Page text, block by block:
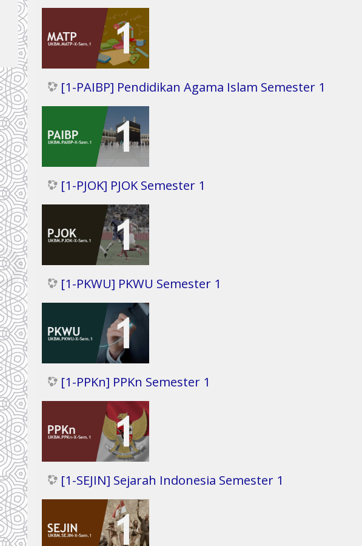
[1-PAIBP] Pendidikan Agama Islam Semester 1
[1-PJOK] PJOK Semester 1
[1-PKWU] PKWU Semester 1
[1-PPKn] PPKn Semester 1
[1-SEJIN] Sejarah Indonesia Semester 1